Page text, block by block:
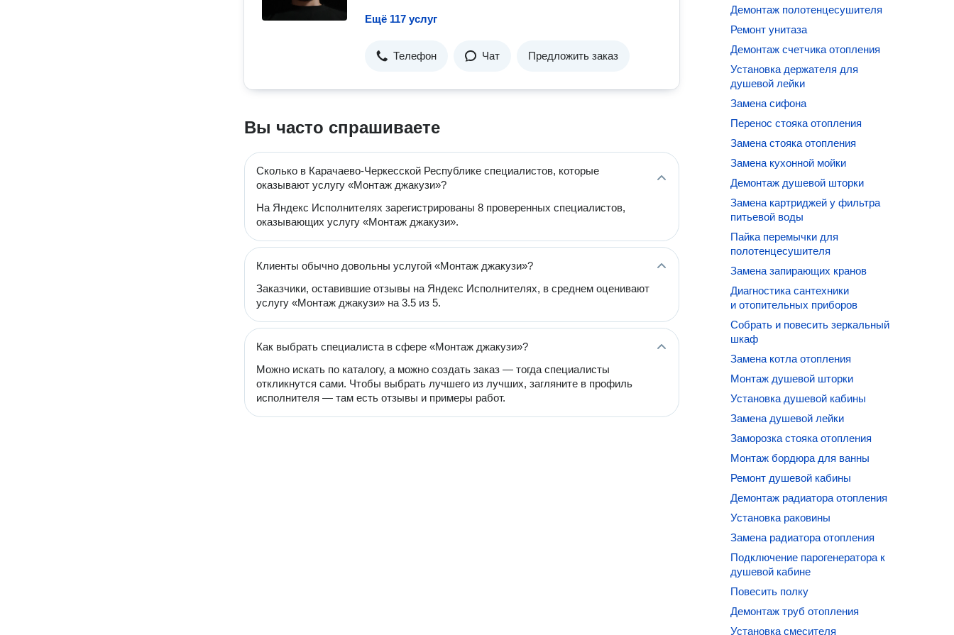
Ещё 117 услуг
Телефон Чат Предложить заказ
Вы часто спрашиваете
Сколько в Карачаево-Черкесской Республике специалистов, которые
оказывают услугу «Монтаж джакузи»?
На Яндекс Исполнителях зарегистрированы 8 проверенных специалистов,
оказывающих услугу «Монтаж джакузи».
Клиенты обычно довольны услугой «Монтаж джакузи»?
Заказчики, оставившие отзывы на Яндекс Исполнителях, в среднем оценивают
услугу «Монтаж джакузи» на 3.5 из 5.
Как выбрать специалиста в сфере «Монтаж джакузи»?
Можно искать по каталогу, а можно создать заказ — тогда специалисты
откликнутся сами. Чтобы выбрать лучшего из лучших, загляните в профиль
исполнителя — там есть отзывы и примеры работ.
Демонтаж полотенцесушителя
Ремонт унитаза
Демонтаж счетчика отопления
Установка держателя для
душевой лейки
Замена сифона
Перенос стояка отопления
Замена стояка отопления
Замена кухонной мойки
Демонтаж душевой шторки
Замена картриджей у фильтра
питьевой воды
Пайка перемычки для
полотенцесушителя
Замена запирающих кранов
Диагностика сантехники
и отопительных приборов
Собрать и повесить зеркальный
шкаф
Замена котла отопления
Монтаж душевой шторки
Установка душевой кабины
Замена душевой лейки
Заморозка стояка отопления
Монтаж бордюра для ванны
Ремонт душевой кабины
Демонтаж радиатора отопления
Установка раковины
Замена радиатора отопления
Подключение парогенератора к
душевой кабине
Повесить полку
Демонтаж труб отопления
Установка смесителя